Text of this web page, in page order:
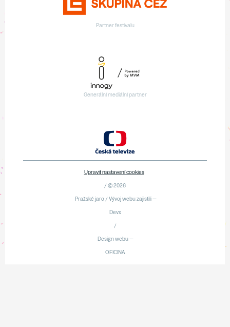
Partner festivalu
Generální mediální partner
Upravit nastavení cookies
/ © 2026
Pražské jaro / Vývoj webu zajistili —
Devx
/
Design webu —
OFICINA